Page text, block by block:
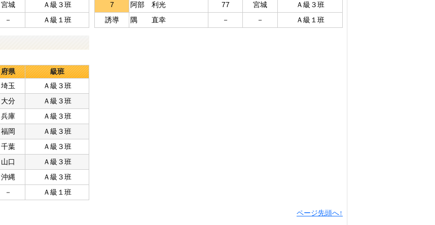
宮城
Ａ級３班
－ Ａ級１班
7
阿部 利光 77 宮城
Ａ級３班
誘導
隅 直幸 － － Ａ級１班
府県
級班
埼玉
Ａ級３班
大分
Ａ級３班
兵庫
Ａ級３班
福岡
Ａ級３班
千葉
Ａ級３班
山口
Ａ級３班
沖縄
Ａ級３班
－ Ａ級１班
ページ先頭へ↑